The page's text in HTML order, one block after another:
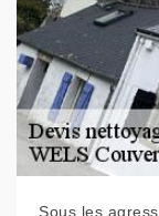
Sous les